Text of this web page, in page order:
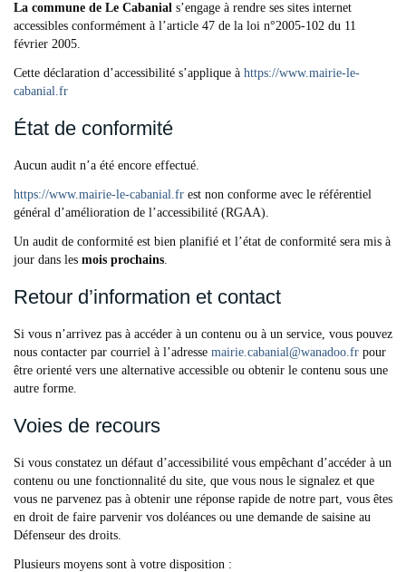
La commune de Le Cabanial s’engage à rendre ses sites internet
accessibles conformément à l’article 47 de la loi n°2005-102 du 11
février 2005.
Cette déclaration d’accessibilité s’applique à https://www.mairie-le-
cabanial.fr
État de conformité
Aucun audit n’a été encore effectué.
https://www.mairie-le-cabanial.fr est non conforme avec le référentiel
général d’amélioration de l’accessibilité (RGAA).
Un audit de conformité est bien planifié et l’état de conformité sera mis à
jour dans les mois prochains.
Retour d’information et contact
Si vous n’arrivez pas à accéder à un contenu ou à un service, vous pouvez
nous contacter par courriel à l’adresse mairie.cabanial@wanadoo.fr pour
être orienté vers une alternative accessible ou obtenir le contenu sous une
autre forme.
Voies de recours
Si vous constatez un défaut d’accessibilité vous empêchant d’accéder à un
contenu ou une fonctionnalité du site, que vous nous le signalez et que
vous ne parvenez pas à obtenir une réponse rapide de notre part, vous êtes
en droit de faire parvenir vos doléances ou une demande de saisine au
Défenseur des droits.
Plusieurs moyens sont à votre disposition :